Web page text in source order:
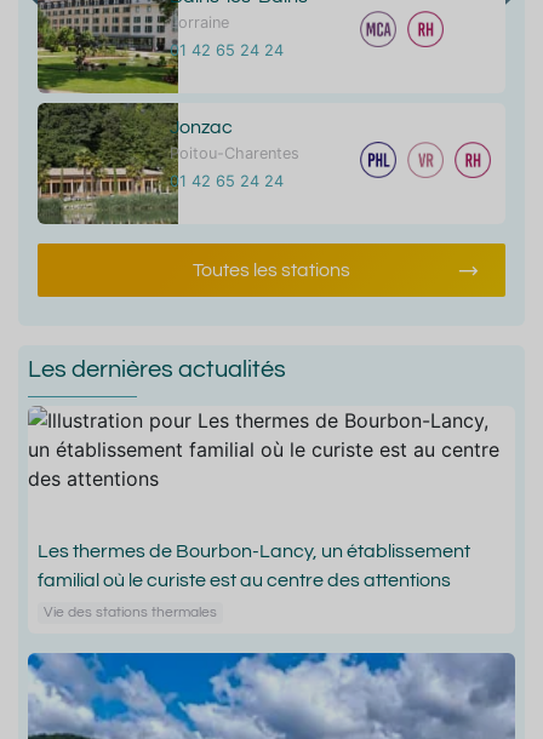
Lorraine
01 42 65 24 24
Jonzac
Poitou-Charentes
01 42 65 24 24
Toutes les stations
Les dernières actualités
Les thermes de Bourbon-Lancy, un établissement
familial où le curiste est au centre des attentions
Vie des stations thermales